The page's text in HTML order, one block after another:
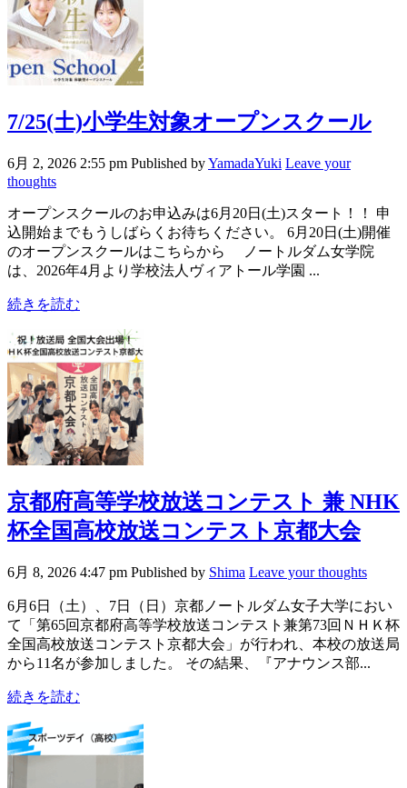
7/25(土)小学生対象オープンスクール
6月 2, 2026 2:55 pm Published byYamadaYuki Leave your
thoughts
オープンスクールのお申込みは6月20日(土)スタート！！ 申
込開始までもうしばらくお待ちください。 6月20日(土)開催
のオープンスクールはこちらから ノートルダム女学院
は、2026年4月より学校法人ヴィアトール学園 ...
続きを読む
京都府高等学校放送コンテスト 兼 NHK
杯全国高校放送コンテスト京都大会
6月 8, 2026 4:47 pm Published by Shima Leave your thoughts
6月6日（土）、7日（日）京都ノートルダム女子大学におい
て「第65回京都府高等学校放送コンテスト兼第73回ＮＨＫ杯
全国高校放送コンテスト京都大会」が行われ、本校の放送局
から11名が参加しました。 その結果、『アナウンス部...
続きを読む